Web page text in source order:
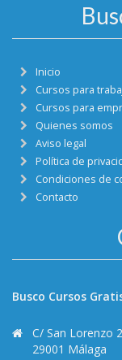
Inicio
Cursos para
Cursos para
Quienes somos
Aviso legal
Política de
Condiciones de
Contacto
Busco Cursos
C/ San Lorenzo
29001 Málaga